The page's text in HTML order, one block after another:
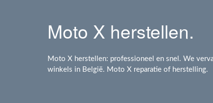
Moto X herstellen.
Moto X herstellen: professioneel en snel. We
winkels in België. Moto X reparatie of herstelling.